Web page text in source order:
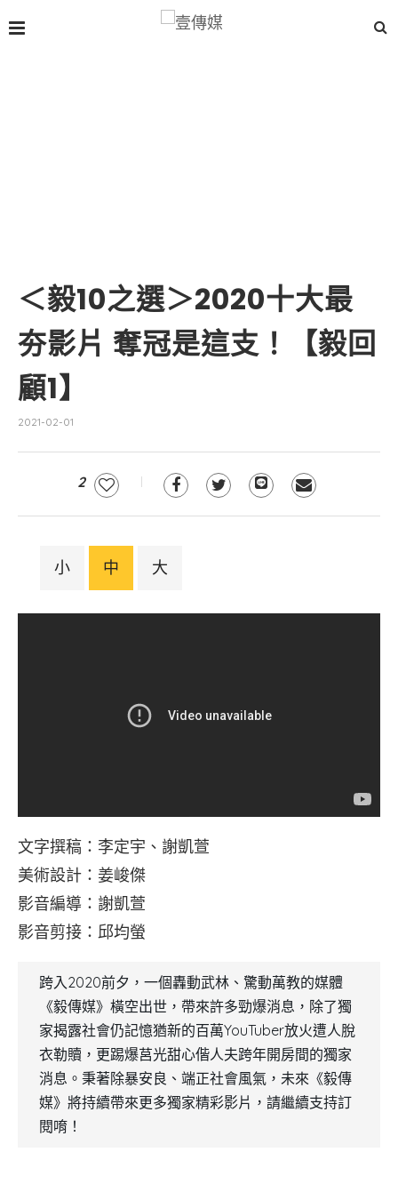
＜毅10之選＞2020十大最
夯影片 奪冠是這支！【毅回
顧1】
2021-02-01
2
小 中 大
文字撰稿：李定宇、謝凱萱
美術設計：姜峻傑
影音編導：謝凱萱
影音剪接：邱均螢
跨入2020前夕，一個轟動武林、驚動萬教的媒體
《毅傳媒》橫空出世，帶來許多勁爆消息，除了獨
家揭露社會仍記憶猶新的百萬YouTuber放火遭人脫
衣勒贖，更踢爆莒光甜心偕人夫跨年開房間的獨家
消息。秉著除暴安良、端正社會風氣，未來《毅傳
媒》將持續帶來更多獨家精彩影片，請繼續支持訂
閱唷！